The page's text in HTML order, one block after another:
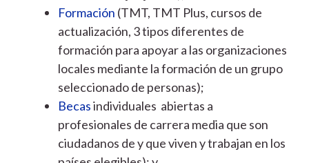
Formación (TMT, TMT Plus, cursos de
actualización, 3 tipos diferentes de
formación para apoyar a las organizaciones
locales mediante la formación de un grupo
seleccionado de personas);
Becasindividuales abiertas a
profesionales de carrera media que son
ciudadanos de y que viven y trabajan en los